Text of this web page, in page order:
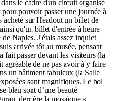
le cadre d'un circuit organisé
pouvoir passer une journée à
sur Headout un billet de
qu'un billet d'entrée à heure
Naples. J'étais assez inquiet,
arrivée tôt au musée, pensant
fait passer devant les visiteurs (la
agréable de ne pas avoir à y faire
un bâtiment fabuleux (la Salle
sont magnifiques. Le bol
bleu sont d’une beauté
derrière la mosaïque «